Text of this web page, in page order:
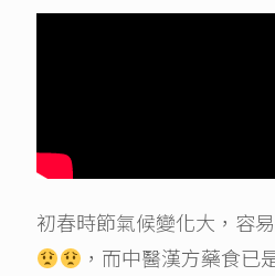
初春時節氣候變化大，容
，而中醫漢方藥食已